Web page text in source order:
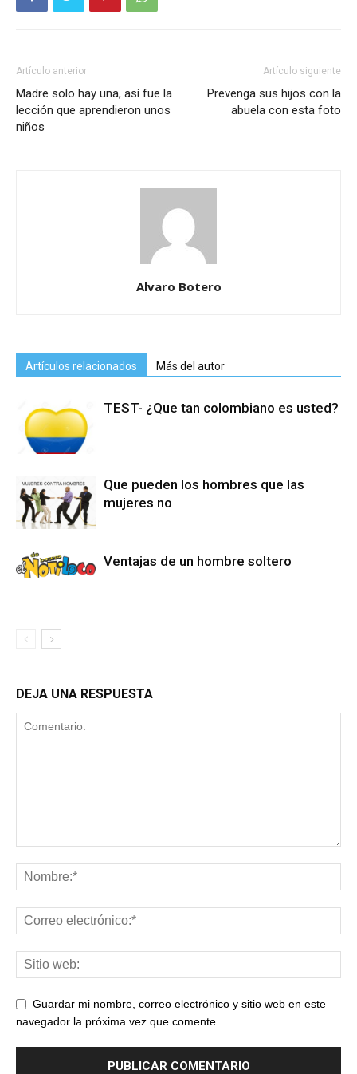
Artículo anterior
Madre solo hay una, así fue la
lección que aprendieron unos
niños
Artículo siguiente
Prevenga sus hijos con la
abuela con esta foto
Alvaro Botero
Artículos relacionados Más del autor
TEST- ¿Que tan colombiano es usted?
Que pueden los hombres que las
mujeres no
Ventajas de un hombre soltero
DEJA UNA RESPUESTA
Guardar mi nombre, correo electrónico y sitio web en este
navegador la próxima vez que comente.